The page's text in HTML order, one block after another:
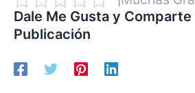
Dale Me Gusta y
Publicación